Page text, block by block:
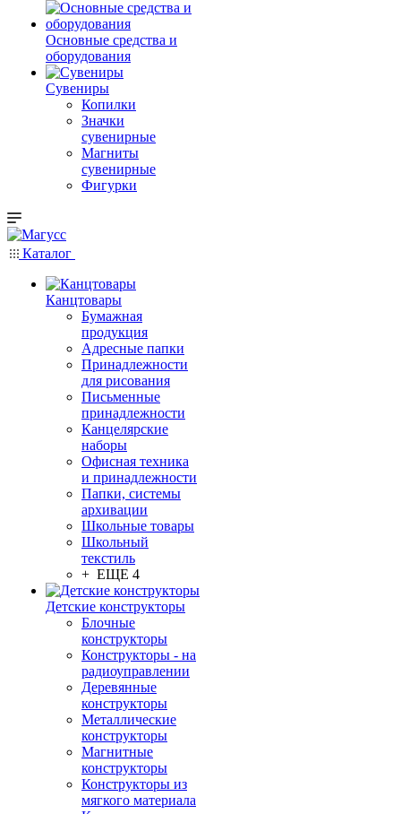
Основные средства и
оборудования
Сувениры
Копилки
Значки
сувенирные
Магниты
сувенирные
Фигурки
Каталог
Канцтовары
Бумажная
продукция
Адресные папки
Принадлежности
для рисования
Письменные
принадлежности
Канцелярские
наборы
Офисная техника
и принадлежности
Папки, системы
архивации
Школьные товары
Школьный
текстиль
+ ЕЩЕ 4
Детские конструкторы
Блочные
конструкторы
Конструкторы - на
радиоуправлении
Деревянные
конструкторы
Металлические
конструкторы
Магнитные
конструкторы
Конструкторы из
мягкого материала